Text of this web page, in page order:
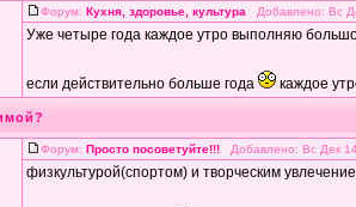
Форум: Кухня, здоровье, культура Добавлено: Вс
Уже четыре года каждое утро выполняю
если действительно больше года
каждое
Форум: Просто посоветуйте!!! Добавлено: Вс Дек
физкультурой(спортом) и творческим